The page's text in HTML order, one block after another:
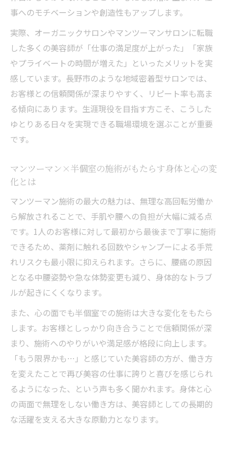
事へのモチベーションや創造性もアップします。
実際、オーガニックサロンやマンツーマンサロンに転職
した多くの美容師が「仕事の満足度が上がった」「家族
やプライベートの時間が増えた」といったメリットを実
感しています。長野市のような地域密着型サロンでは、
お客様との信頼関係が深まりやすく、リピート率も高ま
る傾向にあります。生涯現役を目指す方こそ、こうした
ゆとりある日々を実現できる職場環境を選ぶことが重要
です。
マンツーマン×半個室の施術がもたらす身体と心の変
化とは
マンツーマン施術の最大の魅力は、無理な高回転労働か
ら解放されることで、手肌や腰への負担が大幅に減る点
です。1人のお客様に対して最初から最後まで丁寧に施術
できるため、薬剤に触れる回数やシャンプーによる手荒
れリスクも最小限に抑えられます。さらに、腰痛の原因
となる中腰姿勢や急な体勢変更も減り、身体的なトラブ
ルが起きにくくなります。
また、心の面でも半個室での施術は大きな変化をもたら
します。お客様としっかり向き合うことで信頼関係が深
まり、施術へのやりがいや満足感が格段に向上します。
「もう限界かも…」と感じていた美容師の方が、働き方
を変えたことで再び美容の仕事に誇りと喜びを感じられ
るようになった、という声も多く聞かれます。身体と心
の両面で無理をしない働き方は、美容師としての長期的
な活躍を支える大きな原動力となります。